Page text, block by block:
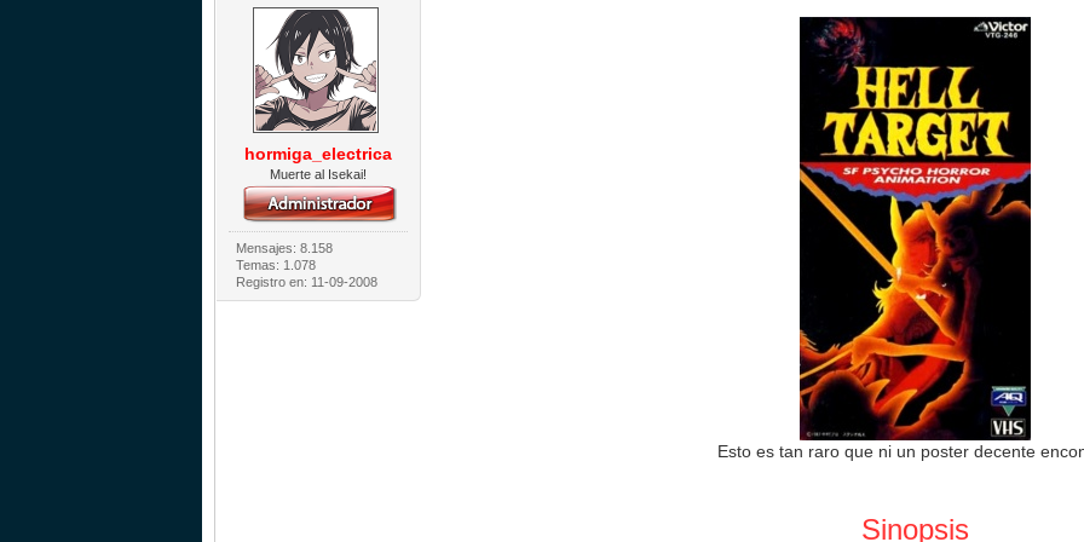
hormiga_electrica
Muerte al Isekai!
Mensajes: 8.158
Temas: 1.078
Registro en: 11-09-2008
Esto es tan raro que ni un poster decente
Sinopsis